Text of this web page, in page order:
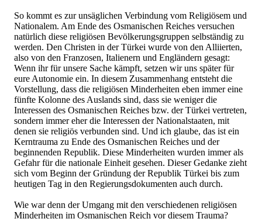
So kommt es zur unsäglichen Verbindung vom Religiösem und
Nationalem. Am Ende des Osmanischen Reiches versuchen
natürlich diese religiösen Bevölkerungsgruppen selbständig zu
werden. Den Christen in der Türkei wurde von den Alliierten,
also von den Franzosen, Italienern und Engländern gesagt:
Wenn ihr für unsere Sache kämpft, setzen wir uns später für
eure Autonomie ein. In diesem Zusammenhang entsteht die
Vorstellung, dass die religiösen Minderheiten eben immer eine
fünfte Kolonne des Auslands sind, dass sie weniger die
Interessen des Osmanischen Reiches bzw. der Türkei vertreten,
sondern immer eher die Interessen der Nationalstaaten, mit
denen sie religiös verbunden sind. Und ich glaube, das ist ein
Kerntrauma zu Ende des Osmanischen Reiches und der
beginnenden Republik. Diese Minderheiten wurden immer als
Gefahr für die nationale Einheit gesehen. Dieser Gedanke zieht
sich vom Beginn der Gründung der Republik Türkei bis zum
heutigen Tag in den Regierungsdokumenten auch durch.
Wie war denn der Umgang mit den verschiedenen religiösen
Minderheiten im Osmanischen Reich vor diesem Trauma?